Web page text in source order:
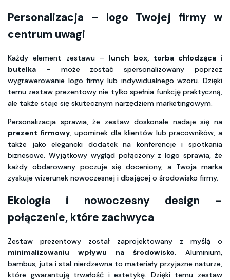
Personalizacja – logo Twojej firmy w
centrum uwagi
Każdy element zestawu – lunch box, torba chłodząca i
butelka – może zostać spersonalizowany poprzez
wygrawerowanie logo firmy lub indywidualnego wzoru. Dzięki
temu zestaw prezentowy nie tylko spełnia funkcję praktyczną,
ale także staje się skutecznym narzędziem marketingowym.
Personalizacja sprawia, że zestaw doskonale nadaje się na
prezent firmowy, upominek dla klientów lub pracowników, a
także jako elegancki dodatek na konferencje i spotkania
biznesowe. Wyjątkowy wygląd połączony z logo sprawia, że
każdy obdarowany poczuje się doceniony, a Twoja marka
zyskuje wizerunek nowoczesnej i dbającej o środowisko firmy.
Ekologia i nowoczesny design –
połączenie, które zachwyca
Zestaw prezentowy został zaprojektowany z myślą o
minimalizowaniu wpływu na środowisko. Aluminium,
bambus, juta i stal nierdzewna to materiały przyjazne naturze,
które gwarantują trwałość i estetykę. Dzięki temu zestaw